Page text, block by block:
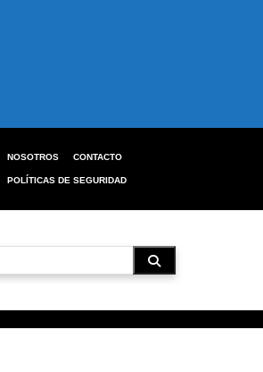
NOSOTROS CONTACTO
POLÍTICAS DE SEGURIDAD